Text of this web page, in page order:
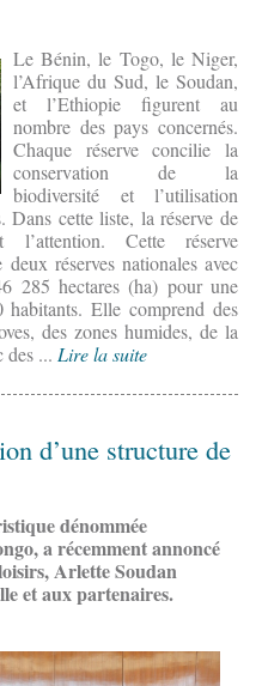
Le Bénin, le Togo, le Niger,
l’Afrique du Sud, le Soudan,
et l’Ethiopie figurent au
nombre des pays concernés.
Chaque réserve concilie la
conservation de la
biodiversité et l’utilisation
Dans cette liste, la réserve de
l’attention. Cette réserve
réserves nationales avec
285 hectares (ha) pour une
Elle comprend des
des zones humides, de la
des ... Lire la suite
d’une structure de
dénommée
a récemment annoncé
Arlette Soudan
et aux partenaires.